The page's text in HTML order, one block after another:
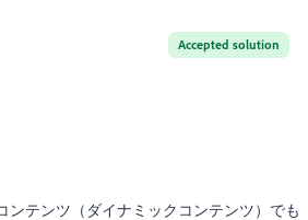
Accepted solution
テンツ（ダイナミックコンテンツ）でも